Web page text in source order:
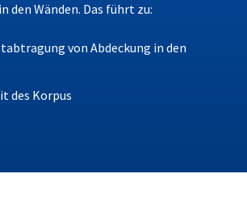
den Wänden. Das führt zu:
von Abdeckung in den
des Korpus